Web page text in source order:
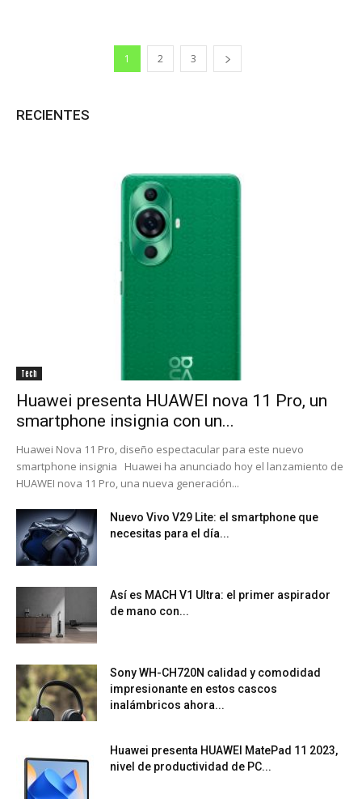
1 2 3
RECIENTES
Tech
Huawei presenta HUAWEI nova 11 Pro, un
smartphone insignia con un...
Huawei Nova 11 Pro, diseño espectacular para este nuevo
smartphone insignia Huawei ha anunciado hoy el lanzamiento de
HUAWEI nova 11 Pro, una nueva generación...
Nuevo Vivo V29 Lite: el smartphone que
necesitas para el día...
Así es MACH V1 Ultra: el primer aspirador
de mano con...
Sony WH-CH720N calidad y comodidad
impresionante en estos cascos
inalámbricos ahora...
Huawei presenta HUAWEI MatePad 11 2023,
nivel de productividad de PC...